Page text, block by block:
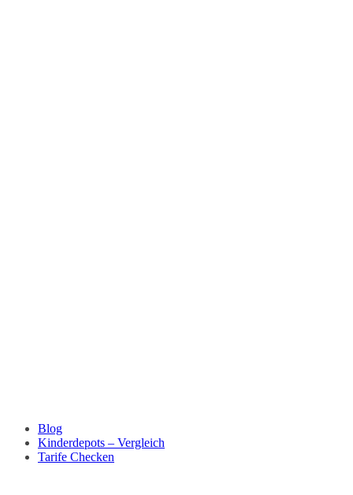
Blog
Kinderdepots – Vergleich
Tarife Checken